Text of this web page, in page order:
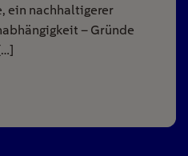
ein nachhaltigerer
– Gründe